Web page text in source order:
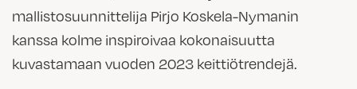
mallistosuunnittelija Pirjo Koskela-Nymanin
kanssa kolme inspiroivaa kokonaisuutta
kuvastamaan vuoden 2023 keittiötrendejä.